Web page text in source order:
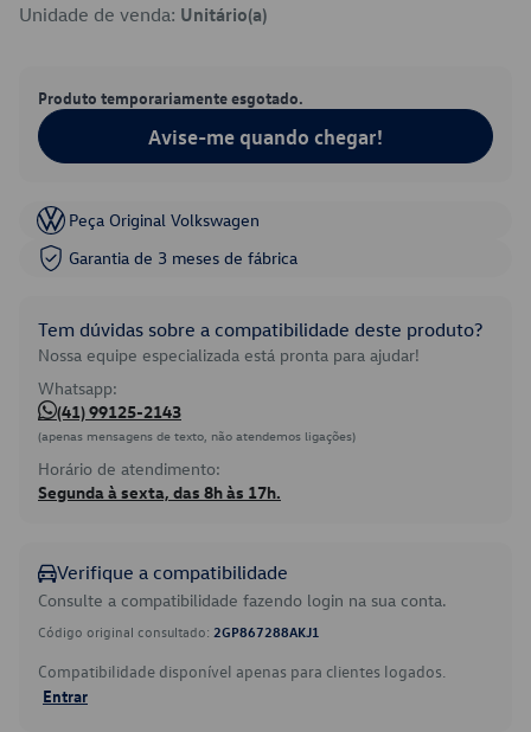
Unidade de venda: Unitário(a)
Produto temporariamente esgotado.
Avise-me quando chegar!
Peça Original Volkswagen
Garantia de 3 meses de fábrica
Tem dúvidas sobre a compatibilidade deste produto?
Nossa equipe especializada está pronta para ajudar!
Whatsapp:
(41) 99125-2143
(apenas mensagens de texto, não atendemos ligações)
Horário de atendimento:
Segunda à sexta, das 8h às 17h.
Verifique a compatibilidade
Consulte a compatibilidade fazendo login na sua conta.
Código original consultado: 2GP867288AKJ1
Compatibilidade disponível apenas para clientes logados.
Entrar